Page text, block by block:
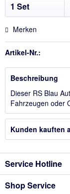
Merken
Artikel-Nr.:
Beschreibung
Dieser RS Blau
Fahrzeugen oder
Kunden kauften
Service Hotline
Shop Service